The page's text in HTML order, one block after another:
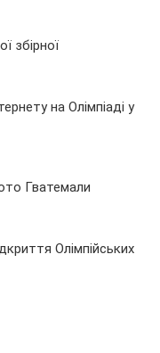
збірної
на Олімпіаді у
Гватемали
Олімпійських